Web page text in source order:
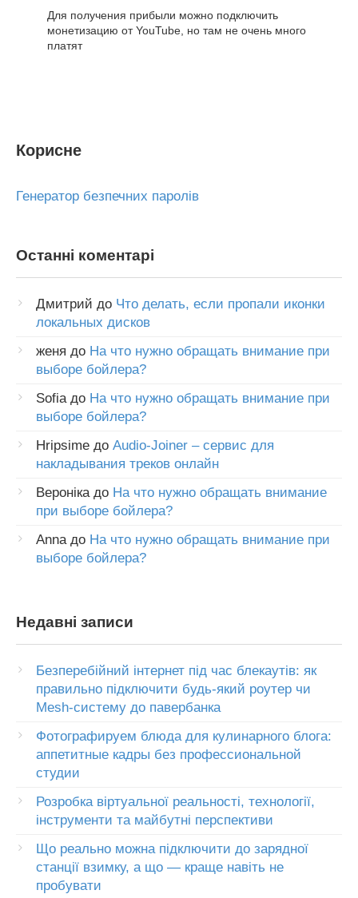
Для получения прибыли можно подключить
монетизацию от YouTube, но там не очень много
платят
Корисне
Генератор безпечних паролів
Останні коментарі
Дмитрий до Что делать, если пропали иконки
локальных дисков
женя до На что нужно обращать внимание при
выборе бойлера?
Sofiaдо На что нужно обращать внимание при
выборе бойлера?
Hripsime до Audio-Joiner – сервис для
накладывания треков онлайн
Веронікадо На что нужно обращать внимание
при выборе бойлера?
Annaдо На что нужно обращать внимание при
выборе бойлера?
Недавні записи
Безперебійний інтернет під час блекаутів: як
правильно підключити будь-який роутер чи
Mesh-систему до павербанка
Фотографируем блюда для кулинарного блога:
аппетитные кадры без профессиональной
студии
Розробка віртуальної реальності, технології,
інструменти та майбутні перспективи
Що реально можна підключити до зарядної
станції взимку, а що — краще навіть не
пробувати